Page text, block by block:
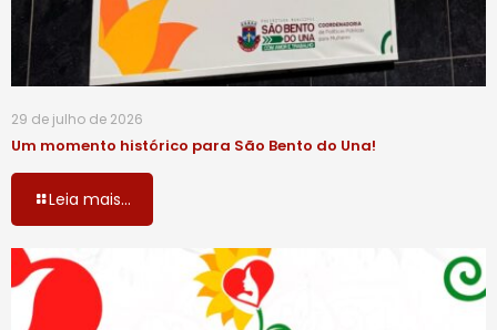
29 de julho de 2026
Um momento histórico para São Bento do Una!
Leia mais...